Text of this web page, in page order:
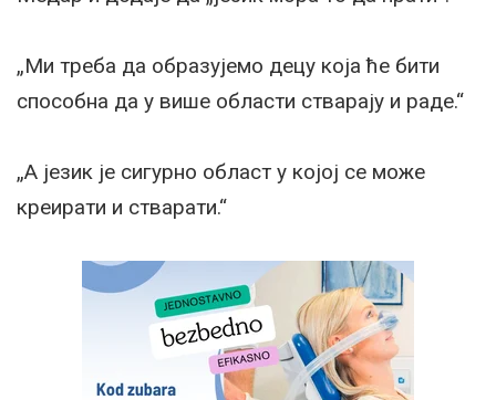
„Ми треба да образујемо децу која ће бити
способна да у више области стварају и раде.“
„А језик је сигурно област у којој се може
креирати и стварати.“